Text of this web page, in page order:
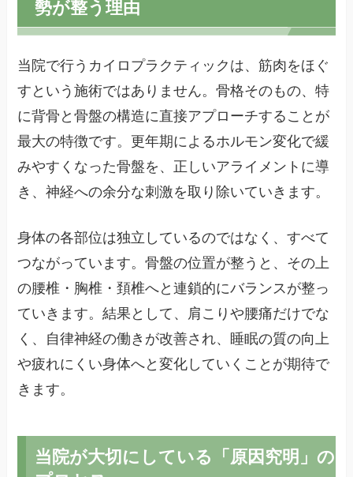
勢が整う理由
当院で行うカイロプラクティックは、筋肉をほぐ
すという施術ではありません。骨格そのもの、特
に背骨と骨盤の構造に直接アプローチすることが
最大の特徴です。更年期によるホルモン変化で緩
みやすくなった骨盤を、正しいアライメントに導
き、神経への余分な刺激を取り除いていきます。
身体の各部位は独立しているのではなく、すべて
つながっています。骨盤の位置が整うと、その上
の腰椎・胸椎・頚椎へと連鎖的にバランスが整っ
ていきます。結果として、肩こりや腰痛だけでな
く、自律神経の働きが改善され、睡眠の質の向上
や疲れにくい身体へと変化していくことが期待で
きます。
当院が大切にしている「原因究明」の